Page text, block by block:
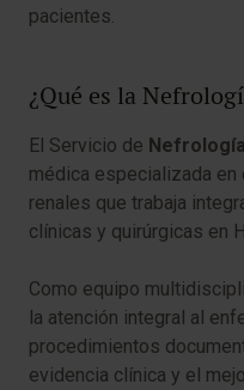
pacientes.
¿Qué es la
El Servicio de Nefrología
médica especializada
renales que trabaja
clínicas y quirúrgicas en
Como equipo
la atención integral al
procedimientos
evidencia clínica y el